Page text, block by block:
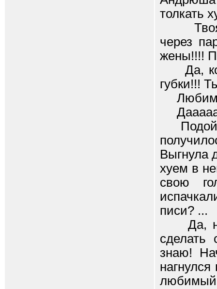
толкать
Твоя
через
жены!!!!
Да,
губки!!!
Выгнула
хуем в
свою
писи? ...
Да,
знаю!
любимый